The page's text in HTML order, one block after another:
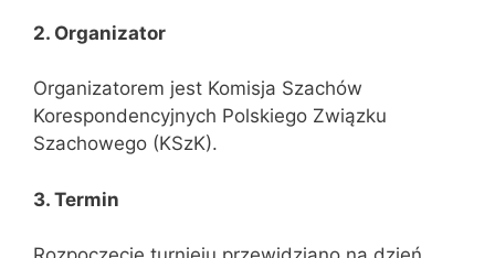
2. Organizator
Organizatorem jest Komisja Szachów
Korespondencyjnych Polskiego Związku
Szachowego (KSzK).
3. Termin